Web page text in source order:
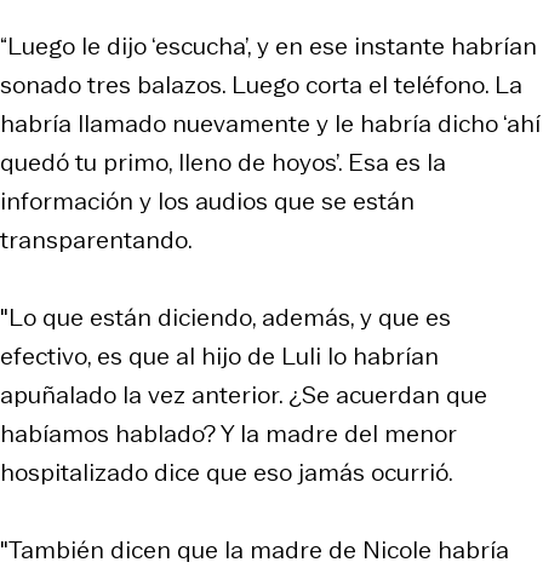
“Luego le dijo ‘escucha’, y en ese instante habrían
sonado tres balazos. Luego corta el teléfono. La
habría llamado nuevamente y le habría dicho ‘ahí
quedó tu primo, lleno de hoyos’. Esa es la
información y los audios que se están
transparentando.
"Lo que están diciendo, además, y que es
efectivo, es que al hijo de Luli lo habrían
apuñalado la vez anterior. ¿Se acuerdan que
habíamos hablado? Y la madre del menor
hospitalizado dice que eso jamás ocurrió.
"También dicen que la madre de Nicole habría